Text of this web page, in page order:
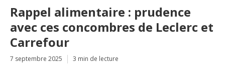
Rappel alimentaire : prudence
avec ces concombres de Leclerc et
Carrefour
7 septembre 2025 3 min de lecture